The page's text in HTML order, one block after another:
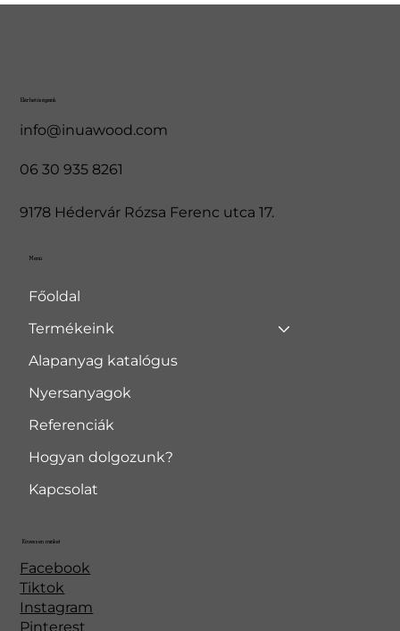
Elérhetőségeink
info@inuawood.com
06 30 935 8261
9178 Hédervár Rózsa Ferenc utca 17.
Menü
Főoldal
Termékeink
Alapanyag katalógus
Nyersanyagok
Referenciák
Hogyan dolgozunk?
Kapcsolat
Facebook
Tiktok
Instagram
Pinterest
Kövessen minket